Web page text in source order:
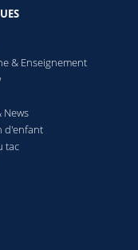
& Enseignement
News
d'enfant
tac